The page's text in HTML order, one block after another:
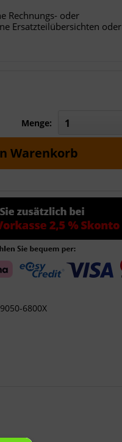
Rechnungs- oder
Ersatzteilübersichten oder
Menge:
Warenkorb
6800X